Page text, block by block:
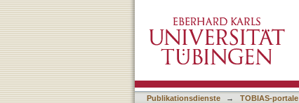
Publikationsdienste → TOBIAS-portale